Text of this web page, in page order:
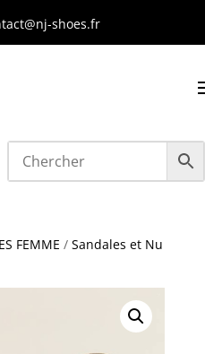
shoes.fr
FEMME / Sandales et Nu